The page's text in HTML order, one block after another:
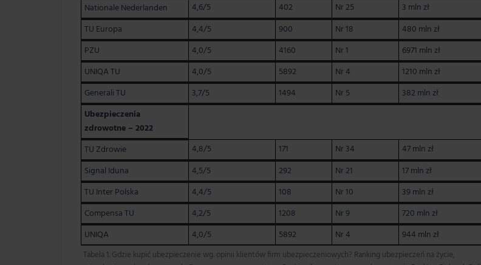
Nationale Nederlanden
4,6/5 402 Nr 25
3 mln zł
TU Europa
4,4/5 900 Nr 18
480 mln zł
PZU
4,0/5 4160 Nr 1
6971 mln zł
UNIQA TU
4,0/5 5892 Nr 4
1210 mln zł
Generali TU
3,7/5 1494 Nr 5
382 mln zł
Ubezpieczenia
zdrowotne – 2022
TU Zdrowie
4,8/5 171 Nr 34
47 mln zł
Signal Iduna
4,5/5 292 Nr 21
17 mln zł
TU Inter Polska
4,4/5 108 Nr 10
39 mln zł
Compensa TU
4,2/5 1208 Nr 9
720 mln zł
UNIQA
4,0/5 5892 Nr 4 944 mln zł
Tabela 1. Gdzie kupić ubezpieczenie wg. opinii klientów firm ubezpieczeniowych? Ranking ubezpieczeń na życie,